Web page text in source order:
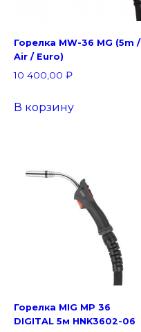
Горелка MW-36 MG (5m /
Air / Euro)
10 400,00 ₽
В корзину
Горелка MIG MP 36
DIGITAL 5м HNK3602-06